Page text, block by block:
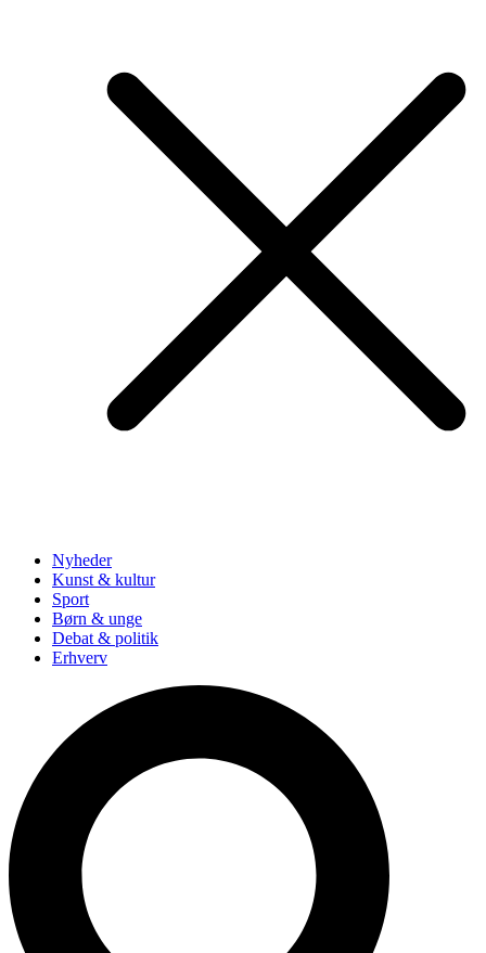
Nyheder
Kunst & kultur
Sport
Børn & unge
Debat & politik
Erhverv